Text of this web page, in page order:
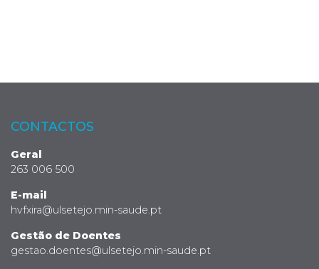
CONTACTOS
Geral
263 006 500
E-mail
hvfxira@ulsetejo.min-saude.pt
Gestão de Doentes
gestao.doentes@ulsetejo.min-saude.pt